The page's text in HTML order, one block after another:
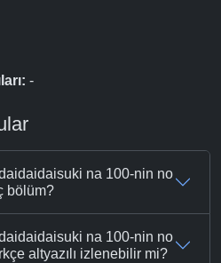
-
na 100-nin no
bölüm?
na 100-nin no
altyazılı izlenebilir mi?